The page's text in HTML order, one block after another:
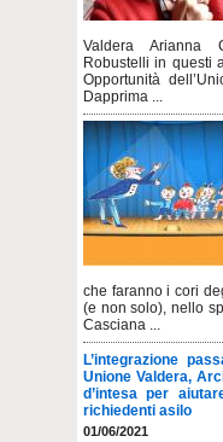
Valdera Arianna
Robustelli in questi
Opportunità
Dapprima ...
che faranno i cori
(e non solo), nello
Casciana ...
L’integrazione
Unione Valdera,
d’intesa per
richiedenti asilo
01/06/2021